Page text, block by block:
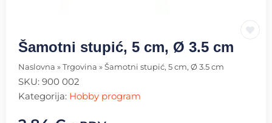
Šamotni stupić, 5 cm, Ø 3.5 cm
Naslovna » Trgovina » Šamotni stupić, 5 cm, Ø 3.5 cm
SKU: 900 002
Kategorija: Hobby program